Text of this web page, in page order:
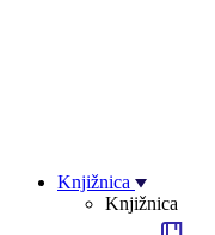
Knjižnica
Knjižnica